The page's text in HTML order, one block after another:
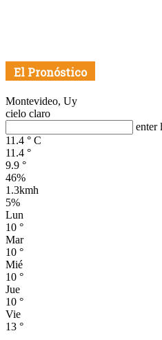
El Pronóstico
Montevideo, Uy
cielo claro
enter
11.4 ° C
11.4 °
9.9 °
46%
1.3kmh
5%
Lun
10 °
Mar
10 °
Mié
10 °
Jue
10 °
Vie
13 °